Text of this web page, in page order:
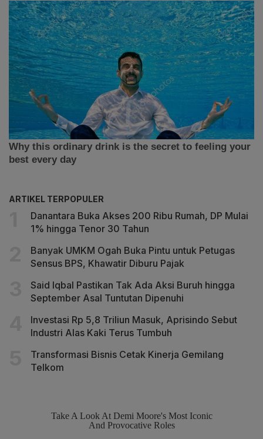
ARTIKEL TERPOPULER
Danantara Buka Akses 200 Ribu Rumah, DP Mulai
1% hingga Tenor 30 Tahun
Banyak UMKM Ogah Buka Pintu untuk Petugas
Sensus BPS, Khawatir Diburu Pajak
Said Iqbal Pastikan Tak Ada Aksi Buruh hingga
September Asal Tuntutan Dipenuhi
Investasi Rp 5,8 Triliun Masuk, Aprisindo Sebut
Industri Alas Kaki Terus Tumbuh
Transformasi Bisnis Cetak Kinerja Gemilang
Telkom